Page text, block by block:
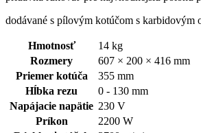
dodávané s pílovým kotúčom s karbidovým
Hmotnosť
14 kg
Rozmery
607 × 200 × 416 mm
Priemer kotúča
355 mm
Hĺbka rezu
0 - 130 mm
Napájacie napätie 230 V
Príkon
2200 W